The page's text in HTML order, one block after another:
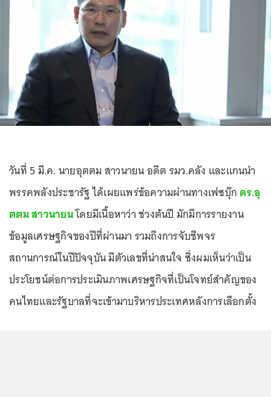
วันที่ 5 มี.ค. นายอุตตม สาวนายน อดีต รมว.คลัง และแกนนำ
พรรคพลังประชารัฐ ได้เผยแพร่ข้อความผ่านทางเฟซบุ๊ก ดร.อุ
ตตม สาวนายนโดยมีเนื้อหาว่า ช่วงต้นปี มักมีการรายงาน
ข้อมูลเศรษฐกิจของปีที่ผ่านมา รวมถึงการจับชีพจร
สถานการณ์ในปีปัจจุบัน มีตัวเลขที่น่าสนใจ ซึ่งผมเห็นว่าเป็น
ประโยชน์ต่อการประเมินภาพเศรษฐกิจที่เป็นโจทย์สำคัญของ
คนไทยและรัฐบาลที่จะเข้ามาบริหารประเทศหลังการเลือกตั้ง